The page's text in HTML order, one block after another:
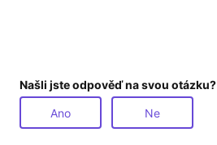
Našli jste odpověď na svou otázku?
Ano Ne